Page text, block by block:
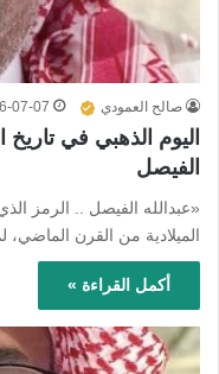
صالح العمودي 07-07
اليوم الذهبي في
الفيصل
الميلادية من القرن
أكمل القراءة »